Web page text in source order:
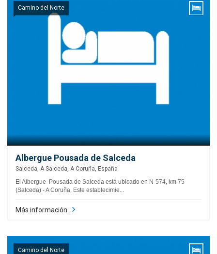
Camino del Norte
Albergue Pousada de Salceda
Salceda, A Salceda, A Coruña, España
El Albergue Pousada de Salceda está ubicado en N-574, km 75
(Salceda) - A Coruña. Este establecimie...
Más información
Camino del Norte